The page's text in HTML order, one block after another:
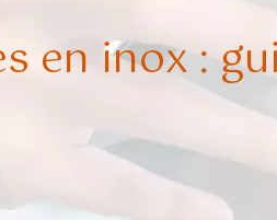
en inox :